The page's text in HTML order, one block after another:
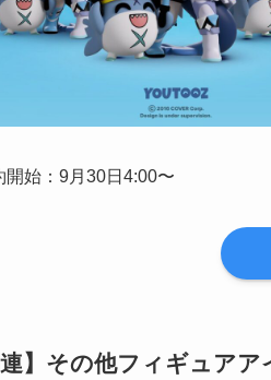
始：9月30日4:00〜
連】その他フィギュアア